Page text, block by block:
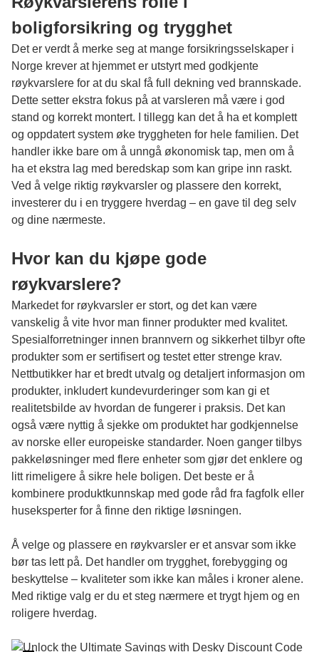
boligforsikring og trygghet
Det er verdt å merke seg at mange forsikringsselskaper i
Norge krever at hjemmet er utstyrt med godkjente
røykvarslere for at du skal få full dekning ved brannskade.
Dette setter ekstra fokus på at varsleren må være i god
stand og korrekt montert. I tillegg kan det å ha et komplett
og oppdatert system øke tryggheten for hele familien. Det
handler ikke bare om å unngå økonomisk tap, men om å
ha et ekstra lag med beredskap som kan gripe inn raskt.
Ved å velge riktig røykvarsler og plassere den korrekt,
investerer du i en tryggere hverdag – en gave til deg selv
og dine nærmeste.
Hvor kan du kjøpe gode
røykvarslere?
Markedet for røykvarsler er stort, og det kan være
vanskelig å vite hvor man finner produkter med kvalitet.
Spesialforretninger innen brannvern og sikkerhet tilbyr ofte
produkter som er sertifisert og testet etter strenge krav.
Nettbutikker har et bredt utvalg og detaljert informasjon om
produkter, inkludert kundevurderinger som kan gi et
realitetsbilde av hvordan de fungerer i praksis. Det kan
også være nyttig å sjekke om produktet har godkjennelse
av norske eller europeiske standarder. Noen ganger tilbys
pakkeløsninger med flere enheter som gjør det enklere og
litt rimeligere å sikre hele boligen. Det beste er å
kombinere produktkunnskap med gode råd fra fagfolk eller
huseksperter for å finne den riktige løsningen.
Å velge og plassere en røykvarsler er et ansvar som ikke
bør tas lett på. Det handler om trygghet, forebygging og
beskyttelse – kvaliteter som ikke kan måles i kroner alene.
Med riktige valg er du et steg nærmere et trygt hjem og en
roligere hverdag.